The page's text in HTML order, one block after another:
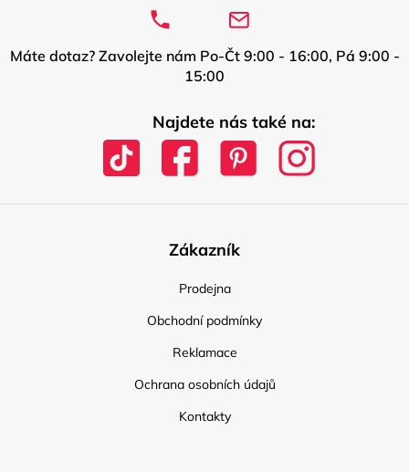
Máte dotaz? Zavolejte nám Po-Čt 9:00 - 16:00, Pá 9:00 -
15:00
Najdete nás také na:
Zákazník
Prodejna
Obchodní podmínky
Reklamace
Ochrana osobních údajů
Kontakty